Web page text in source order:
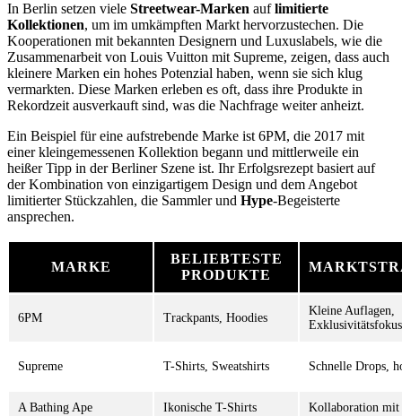
In Berlin setzen viele Streetwear-Marken auflimitierte
Kollektionen, um im umkämpften Markt hervorzustechen. Die
Kooperationen mit bekannten Designern und Luxuslabels, wie die
Zusammenarbeit von Louis Vuitton mit Supreme, zeigen, dass auch
kleinere Marken ein hohes Potenzial haben, wenn sie sich klug
vermarkten. Diese Marken erleben es oft, dass ihre Produkte in
Rekordzeit ausverkauft sind, was die Nachfrage weiter anheizt.
Ein Beispiel für eine aufstrebende Marke ist 6PM, die 2017 mit
einer kleingemessenen Kollektion begann und mittlerweile ein
heißer Tipp in der Berliner Szene ist. Ihr Erfolgsrezept basiert auf
der Kombination von einzigartigem Design und dem Angebot
limitierter Stückzahlen, die Sammler und Hype-Begeisterte
ansprechen.
MARKE
BELIEBTESTE
PRODUKTE
6PM Trackpants, Hoodies
Kleine Auflagen,
Exklusivitätsfokus
Supreme T-Shirts, Sweatshirts Schnelle Drops,
A Bathing Ape Ikonische T-Shirts Kollaboration mit